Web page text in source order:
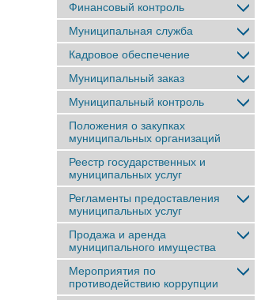
Финансовый контроль
Муниципальная служба
Кадровое обеспечение
Муниципальный заказ
Муниципальный контроль
Положения о закупках
муниципальных организаций
Реестр государственных и
муниципальных услуг
Регламенты предоставления
муниципальных услуг
Продажа и аренда
муниципального имущества
Мероприятия по
противодействию коррупции